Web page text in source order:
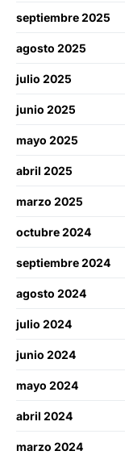
septiembre 2025
agosto 2025
julio 2025
junio 2025
mayo 2025
abril 2025
marzo 2025
octubre 2024
septiembre 2024
agosto 2024
julio 2024
junio 2024
mayo 2024
abril 2024
marzo 2024